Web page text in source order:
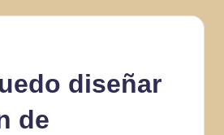
diseñar
de